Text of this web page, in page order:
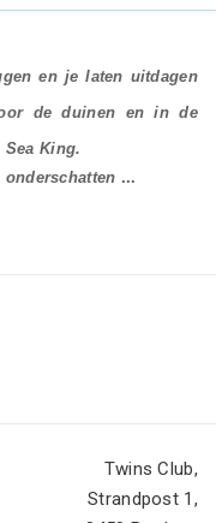
en je laten uitdagen
de duinen en in de
King.
...
Twins Club,
Strandpost 1 ,